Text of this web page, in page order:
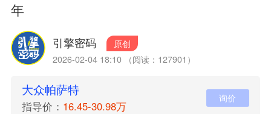
年
引擎密码
原创
2026-02-04 18:10 （阅读：127901）
大众帕萨特
指导价： 16.45-30.98万
询价